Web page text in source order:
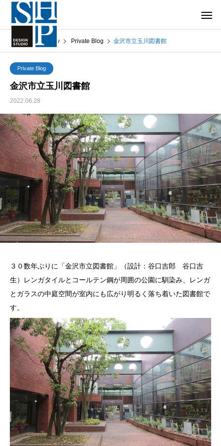
What’s New Private Blog 金沢市立玉川図書館
Private Blog
金沢市立玉川図書館
2022.06.28
３０数年ぶりに「金沢市立図書館」（設計：谷口吉郎 谷口吉
生）レンガタイルとコールテン鋼が周囲の公園に馴染み、レンガ
とガラスの中庭空間が室内にも広がり明るく落ち着いた図書館で
す。